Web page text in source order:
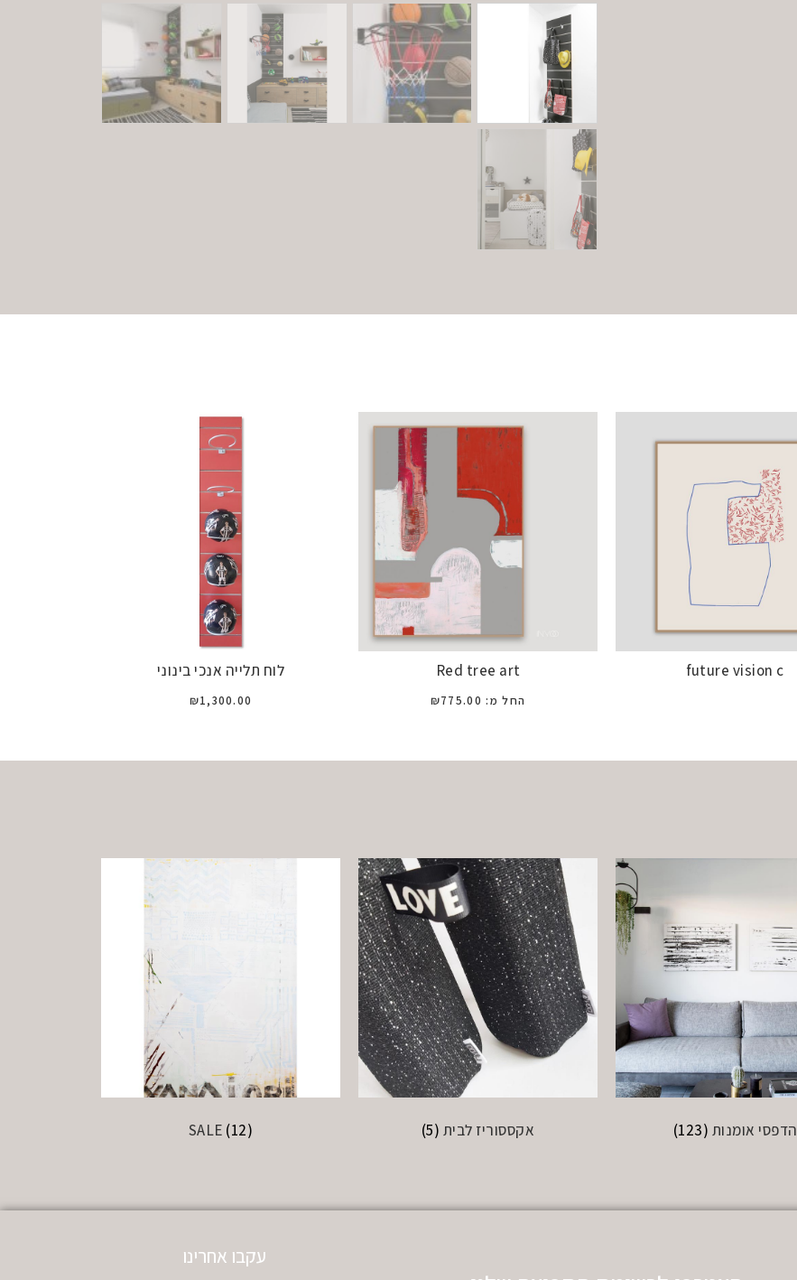
future vision c
Red tree art
החל מ: ₪775.00
לוח תלייה אנכי בינוני
₪1,300.00
הדפסי אומנות (123) אקססוריז לבית (5)
SALE (12)
עקבו אחרינו